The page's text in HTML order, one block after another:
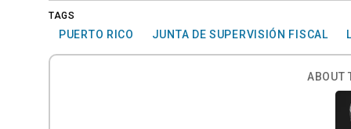
TAGS
PUERTO RICO JUNTA DE SUPERVISIÓN FISCAL
ABOUT